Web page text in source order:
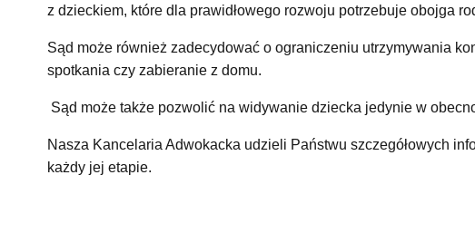
z dzieckiem, które dla prawidłowego rozwoju potrzebuje obojga
Sąd może również zadecydować o ograniczeniu utrzymywania
spotkania czy zabieranie z domu.
Sąd może także pozwolić na widywanie dziecka jedynie w
Nasza Kancelaria Adwokacka udzieli Państwu szczegółowych
każdy jej etapie.